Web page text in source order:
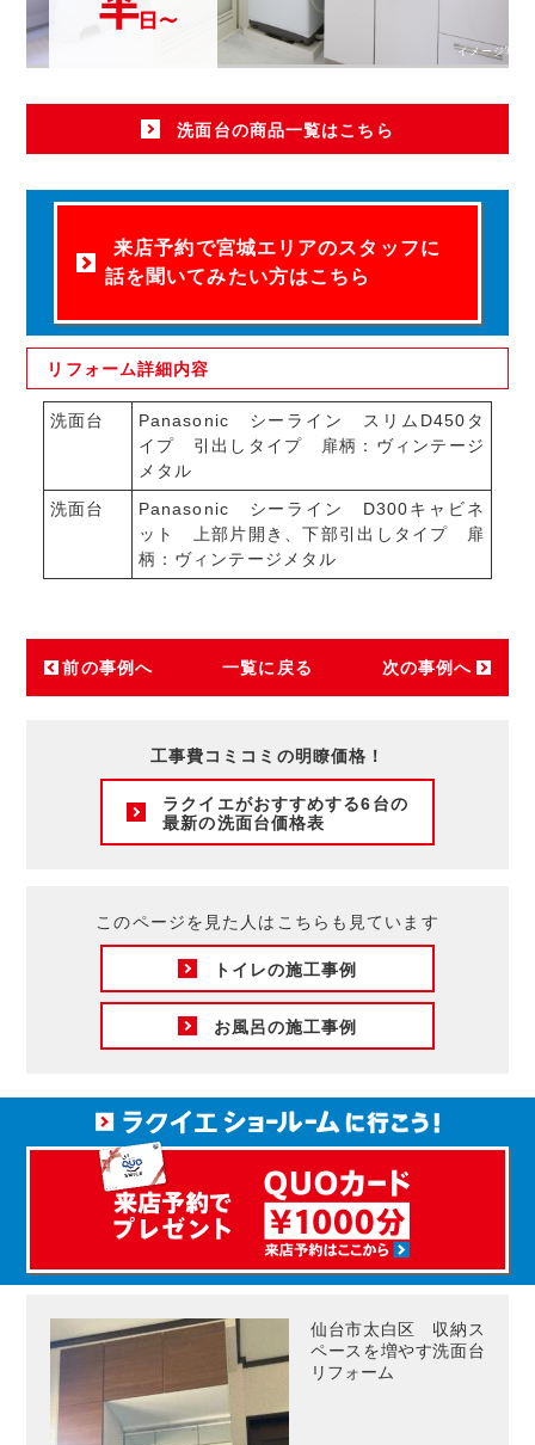
イメージ写真
洗面台の商品一覧はこちら
来店予約で宮城エリアのスタッフに
話を聞いてみたい方はこちら
リフォーム詳細内容
洗面台
Panasonic シーライン スリムD450タ
イプ 引出しタイプ 扉柄：ヴィンテージ
メタル
洗面台
Panasonic シーライン D300キャビネ
ット 上部片開き、下部引出しタイプ 扉
柄：ヴィンテージメタル
前の事例へ 一覧に戻る 次の事例へ
工事費コミコミの明瞭価格！
ラクイエがおすすめする6台の
最新の洗面台価格表
このページを見た人はこちらも見ています
トイレの施工事例
お風呂の施工事例
仙台市太白区 収納ス
ペースを増やす洗面台
リフォーム